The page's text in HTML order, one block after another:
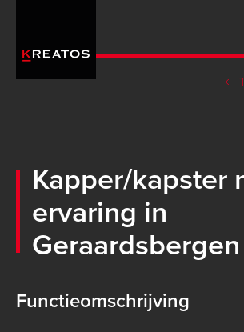
naar
inhoud
Kapper/kapster
ervaring in
Functieomschrijving